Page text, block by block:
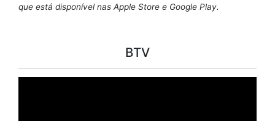
que está disponível nas Apple Store e Google Play.
BTV